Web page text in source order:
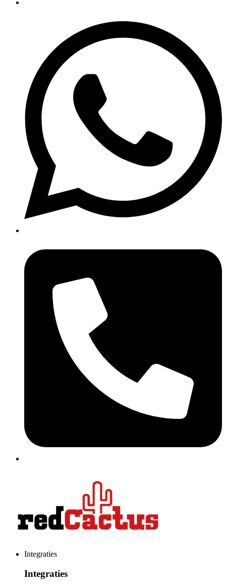
Integraties
Integraties